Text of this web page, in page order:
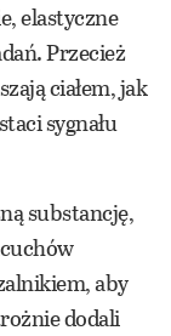
elastyczne
Przecież
ciałem, jak
sygnału
substancję,
aby
dodali